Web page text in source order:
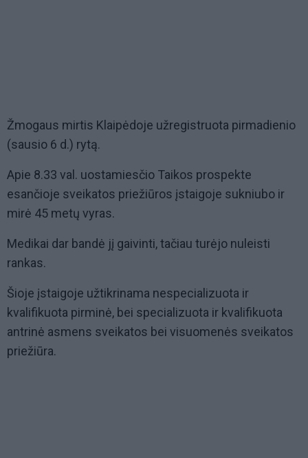
Žmogaus mirtis Klaipėdoje užregistruota pirmadienio
(sausio 6 d.) rytą.
Apie 8.33 val. uostamiesčio Taikos prospekte
esančioje sveikatos priežiūros įstaigoje sukniubo ir
mirė 45 metų vyras.
Medikai dar bandė jį gaivinti, tačiau turėjo nuleisti
rankas.
Šioje įstaigoje užtikrinama nespecializuota ir
kvalifikuota pirminė, bei specializuota ir kvalifikuota
antrinė asmens sveikatos bei visuomenės sveikatos
priežiūra.